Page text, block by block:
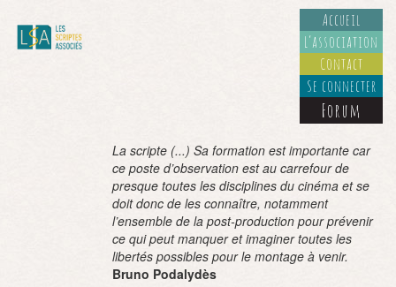
Accueil
L’association
Contact
Se connecter
Forum
La scripte (...) Sa formation est importante car
ce poste d’observation est au carrefour de
presque toutes les disciplines du cinéma et se
doit donc de les connaître, notamment
l’ensemble de la post-production pour prévenir
ce qui peut manquer et imaginer toutes les
libertés possibles pour le montage à venir.
Bruno Podalydès